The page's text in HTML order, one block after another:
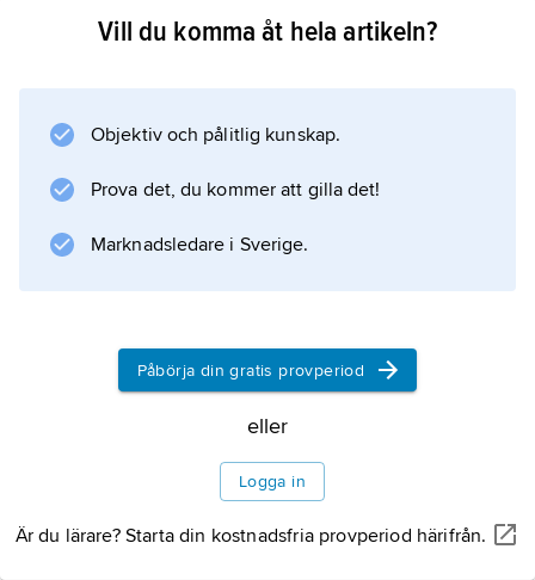
Vid tillstängning av en ändartär uppstår
hjärtat, mjälten och njurarna.
Information om artikeln
Vill du komma åt hela artikeln?
Objektiv och pålitlig kunskap.
Prova det, du kommer att gilla det!
Marknadsledare i Sverige.
Påbörja din gratis provperiod
eller
Logga in
Är du lärare? Starta din kostnadsfria provperiod härifrån.